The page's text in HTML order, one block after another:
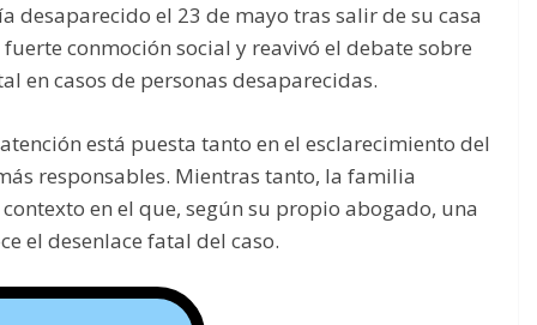
desaparecido el 23 de mayo tras salir de su casa
conmoción social y reavivó el debate sobre
en casos de personas desaparecidas.
está puesta tanto en el esclarecimiento del
responsables. Mientras tanto, la familia
en el que, según su propio abogado, una
el desenlace fatal del caso.